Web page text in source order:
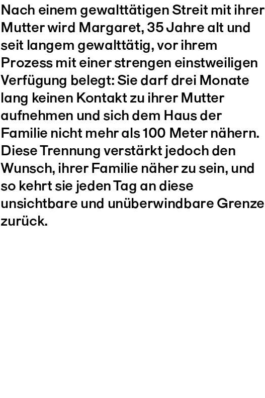
Nach einem gewalttätigen Streit mit ihrer
Mutter wird Margaret, 35 Jahre alt und
seit langem gewalttätig, vor ihrem
Prozess mit einer strengen einstweiligen
Verfügung belegt: Sie darf drei Monate
lang keinen Kontakt zu ihrer Mutter
aufnehmen und sich dem Haus der
Familie nicht mehr als 100 Meter nähern.
Diese Trennung verstärkt jedoch den
Wunsch, ihrer Familie näher zu sein, und
so kehrt sie jeden Tag an diese
unsichtbare und unüberwindbare Grenze
zurück.